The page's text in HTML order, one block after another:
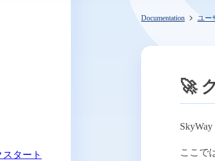
はじ
Linux
録音
スタート
Documentation ユー
🚀
ここで